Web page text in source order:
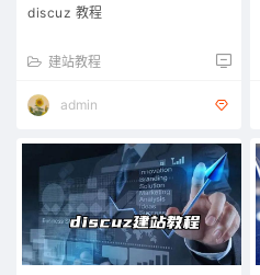
discuz 教程
建站教程
admin